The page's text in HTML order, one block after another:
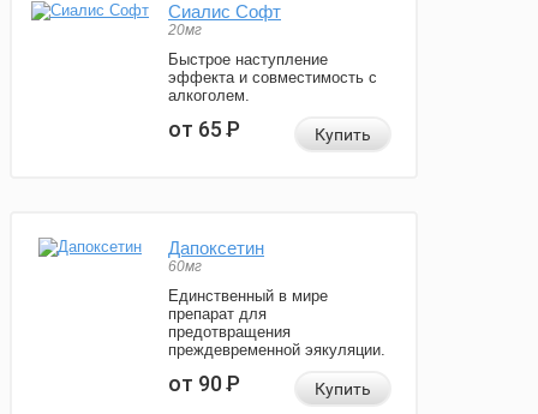
Сиалис Софт
20мг
Быстрое наступление
эффекта и совместимость с
алкоголем.
от 65Р Купить
Дапоксетин
60мг
Единственный в мире
препарат для
предотвращения
преждевременной эякуляции.
от 90Р Купить